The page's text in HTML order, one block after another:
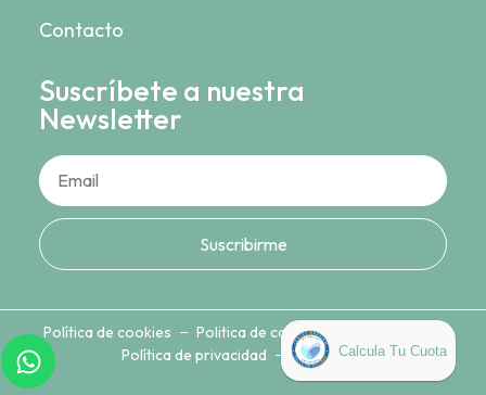
Contacto
Suscríbete a nuestra
Newsletter
Suscribirme
Política de cookies
Politica de compras y devoluciones
Política de privacidad
Aviso legal